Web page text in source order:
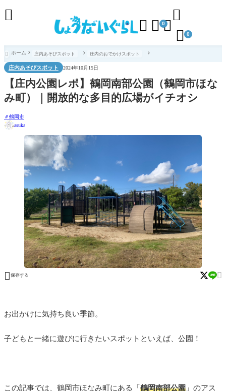
  0

 0

 ホーム 庄内あそびスポット 庄内のおでかけスポット
庄内あそびスポット 2024年10月15日
【庄内公園レポ】鶴岡南部公園（鶴岡市ほな
み町）｜開放的な多目的広場がイチオシ
鶴岡市
asuka
 保存する 
お出かけに気持ち良い季節。
子どもと一緒に遊びに行きたいスポットといえば、公園！
この記事では、鶴岡市ほなみ町にある「 鶴岡南部公園 」のアス